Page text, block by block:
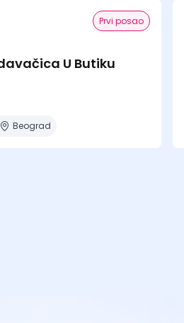
Prvi posao
U Butiku
Beograd